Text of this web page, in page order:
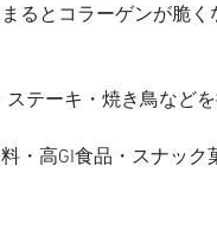
るとコラーゲンが脆
テーキ・焼き鳥など
・高GI食品・スナック